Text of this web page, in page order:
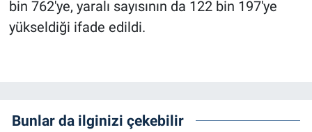
bin 762'ye, yaralı sayısının da 122 bin 197'ye
yükseldiği ifade edildi.
Bunlar da ilginizi çekebilir